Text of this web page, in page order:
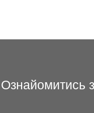
Ознайомитись з